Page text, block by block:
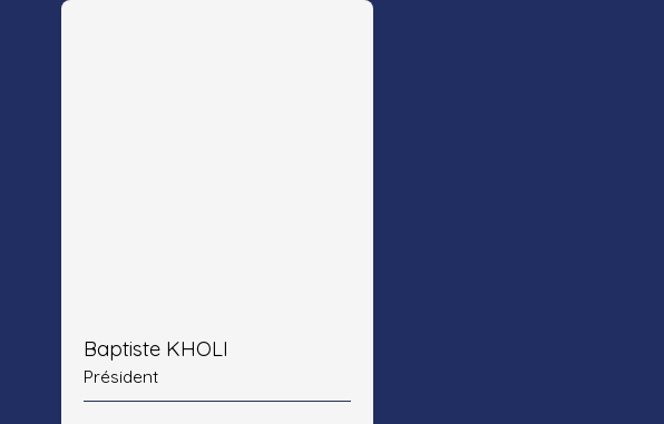
Baptiste KHOLI
Président